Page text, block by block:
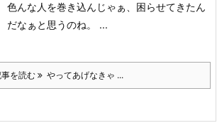
色んな人を巻き込んじゃぁ、困らせてきたん
だなぁと思うのね。
...
を読む やってあげなきゃ ...